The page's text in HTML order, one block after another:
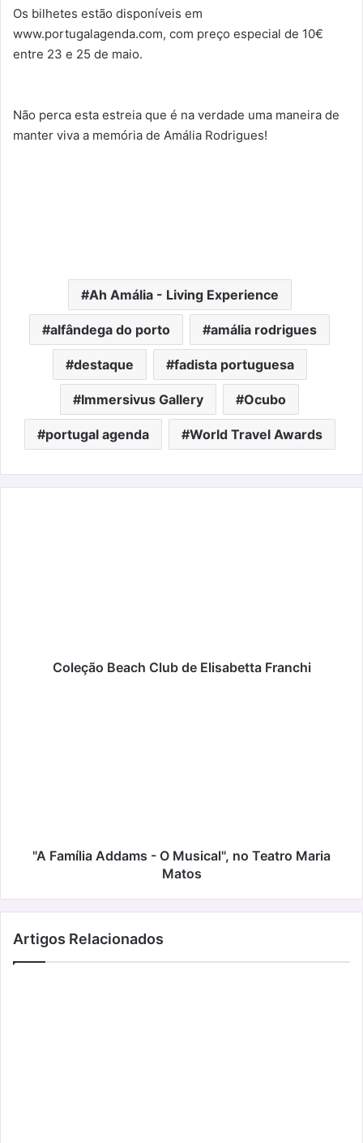
Os bilhetes estão disponíveis em
www.portugalagenda.com, com preço especial de 10€
entre 23 e 25 de maio.
Não perca esta estreia que é na verdade uma maneira de
manter viva a memória de Amália Rodrigues!
Ah Amália - Living Experience
alfândega do porto amália rodrigues
destaque fadista portuguesa
Immersivus Gallery Ocubo
portugal agenda World Travel Awards
Coleção Beach Club de Elisabetta Franchi
Matos"A Família Addams - O Musical", no Teatro Maria
Matos
Artigos Relacionados